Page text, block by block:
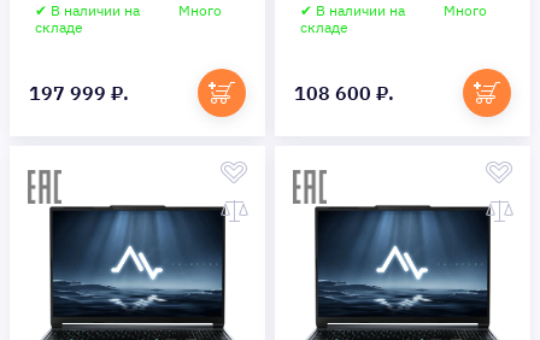
11 Home/gray) (X16F-
✔ В наличии на
складе
Много
197 999 ₽.
8Gb/16"/Windows 11
✔ В наличии на
складе
Много
108 600 ₽.